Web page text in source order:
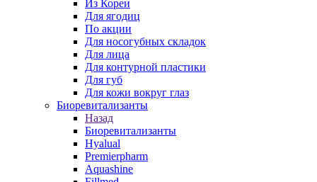
Из Кореи
Для ягодиц
По акции
Для носогубных складок
Для лица
Для контурной пластики
Для губ
Для кожи вокруг глаз
Биоревитализанты
Назад
Биоревитализанты
Hyalual
Premierpharm
Aquashine